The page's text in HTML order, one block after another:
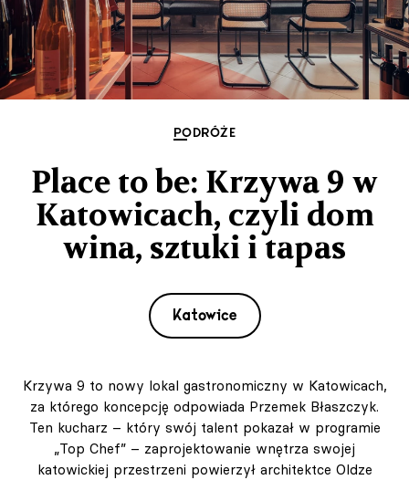
PODRÓŻE
Place to be: Krzywa 9 w
Katowicach, czyli dom
wina, sztuki i tapas
Katowice
Krzywa 9 to nowy lokal gastronomiczny w Katowicach,
za którego koncepcję odpowiada Przemek Błaszczyk.
Ten kucharz – który swój talent pokazał w programie
„Top Chef” – zaprojektowanie wnętrza swojej
katowickiej przestrzeni powierzył architektce Oldze